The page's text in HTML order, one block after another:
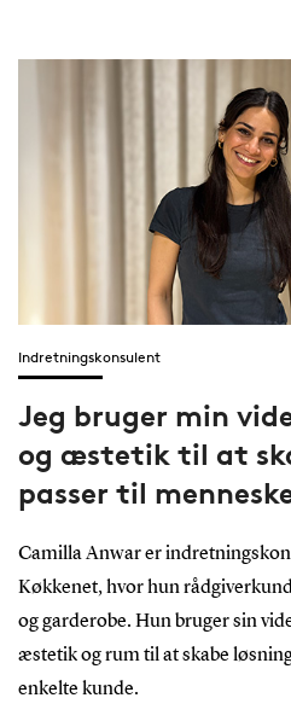
Indretningskonsulent
Jeg bruger min
og æstetik til at
passer til
Camilla Anwar er
Køkkenet, hvor hun
og garderobe. Hun bruger sin
æstetik og rum til at skabe
enkelte kunde.